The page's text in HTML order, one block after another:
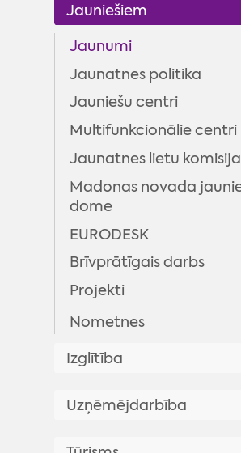
Jauniešiem
Jaunumi
Jaunatnes politika
Jauniešu centri
Multifunkcionālie centri
Jaunatnes lietu komisija
Madonas novada
dome
EURODESK
Brīvprātīgais darbs
Projekti
Projekts "Kontakts"
Projekts "Proti un dari
sistēmas attīstība
pašvaldībās"
Realizētie projekti
Nometnes
Izglītība
Aktualitātes
Uzņēmējdarbība
Atbalsts uzņēmējiem